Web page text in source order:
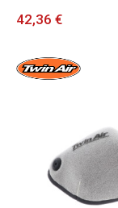
42,36 €